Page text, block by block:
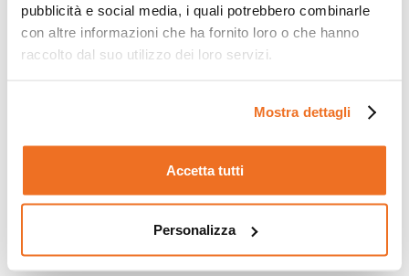
pubblicità e social media, i quali potrebbero combinarle
con altre informazioni che ha fornito loro o che hanno
raccolto dal suo utilizzo dei loro servizi.
Mostra dettagli
Accetta tutti
Personalizza